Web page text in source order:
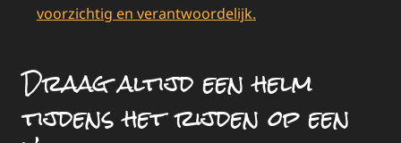
voorzichtig en verantwoordelijk.
Draag altijd een helm
tijdens het rijden op een